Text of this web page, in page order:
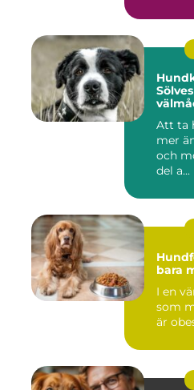
Att ta
mer
och
del a...
bara
I en
som
är